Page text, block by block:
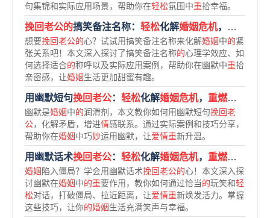
句集锦和实际应用场景，帮助你在轻松氛围中重拾幸福。
挽回老公的搞笑备注名称： 轻松化解婚姻危机， 重燃爱情
想要挽回老公的心？试试用搞笑备注名称来化解婚姻中的紧
张关系吧！本文深入探讨了搞笑备注名称的心理学效应、如
何选择适合的称呼以及实际应用案例，帮助你在幽默中重拾
亲密感，让婚姻生活更加甜蜜有趣。
用幽默短句挽回老公： 轻松化解婚姻危机， 重燃爱情火花
幽默是婚姻中的润滑剂，本文教你如何用幽默短句挽回老
公，化解矛盾，增进情感联系。通过实际案例和技巧分享，
帮助你在婚姻中巧妙运用幽默，让爱情重新升温。
用幽默话术挽回老公： 轻松化解婚姻危机， 重燃爱情火花
婚姻 陷入僵局？学会用幽默话术挽回老公的心！本文深入探
讨幽默在婚姻中的重要作用，教你如何通过恰当的玩笑和轻
松对话，打破僵局、拉近距离，让爱情重新焕发活力。掌握
这些技巧，让你的婚姻生活充满笑声与幸福。